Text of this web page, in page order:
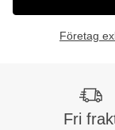
Företag
Fri